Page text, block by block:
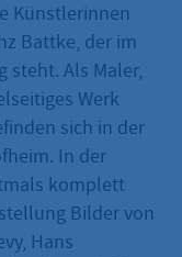
Künstlerinnen
Battke, der im
steht. Als Maler,
Werk
sich in der
In der
komplett
Bilder von
Hans